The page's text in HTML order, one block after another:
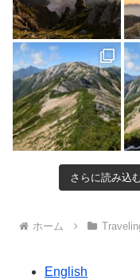
さらに読み込
ホーム
English